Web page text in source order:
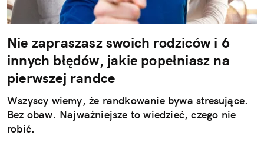
Nie zapraszasz swoich rodziców i 6
innych błędów, jakie popełniasz na
pierwszej randce
Wszyscy wiemy, że randkowanie bywa stresujące.
Bez obaw. Najważniejsze to wiedzieć, czego nie
robić.